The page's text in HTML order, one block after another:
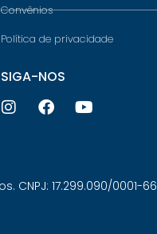
Convênios
Política de privacidade
SIGA-NOS
17.299.090/0001-66